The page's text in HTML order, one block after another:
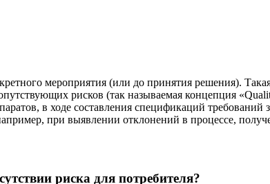
мероприятия (или до принятия решения).
рисков (так называемая концепция
в ходе составления спецификаций требований
при выявлении отклонений в процессе,
риска для потребителя?